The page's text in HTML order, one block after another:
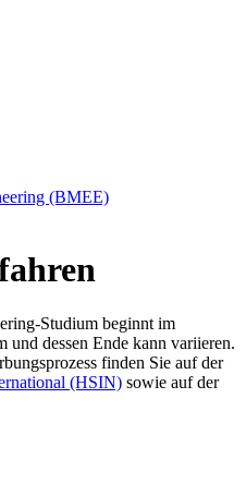
(BMEE)
Studium beginnt im
und dessen Ende kann variieren.
finden Sie auf der
(HSIN) sowie auf der